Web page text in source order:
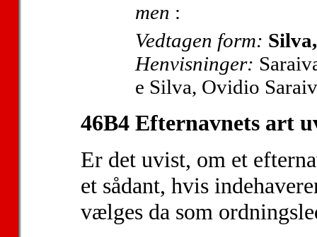
men :
Vedtagen form:
Henvisninger:
e Silva, Ovidio
46B4 Efternavnets art
Er det uvist, om et
et sådant, hvis
vælges da som